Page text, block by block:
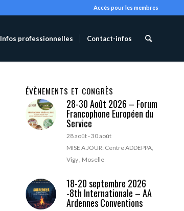
Accès pour les membres
Infos professionnelles Contact-infos
ÉVÈNEMENTS ET CONGRÈS
28-30 Août 2026 – Forum
Francophone Européen du
Service
28 août-30 août
MISE A JOUR: Centre ADDEPPA,
Vigy , Moselle
18-20 septembre 2026
-8th Internationale – AA
Ardennes Conventions